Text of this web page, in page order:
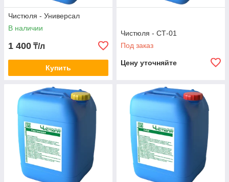
Чистюля - Универсал
В наличии
1 400 ₸/л
Купить
Чистюля - СТ-01
Под заказ
Цену уточняйте